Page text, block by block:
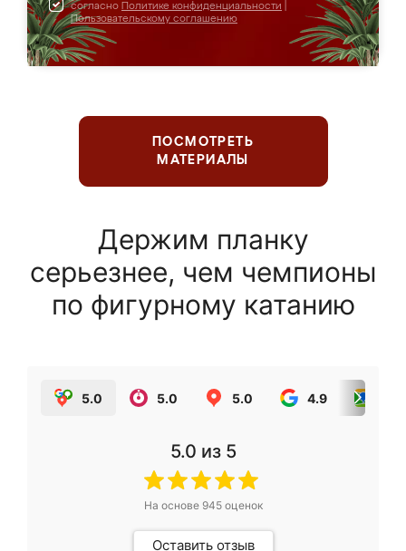
согласно Политике конфиденциальности
Пользовательскому соглашению
ПОСМОТРЕТЬ
МАТЕРИАЛЫ
Держим планку
серьезнее, чем чемпионы
по фигурному катанию
5.0 5.0 5.0 4.9
5.0 из 5
На основе 945оценок
Оставить отзыв